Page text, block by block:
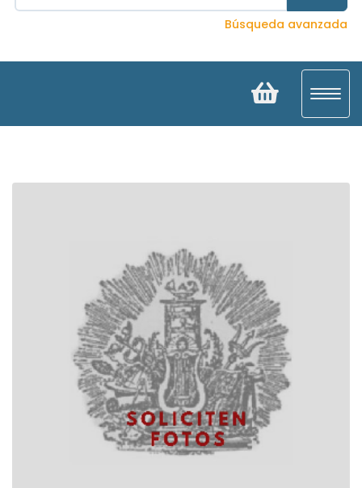
Búsqueda avanzada